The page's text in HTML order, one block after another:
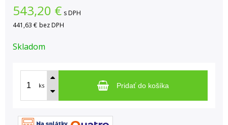
543,20 € s DPH
441,63 € bez DPH
Skladom
ks Pridať do košíka